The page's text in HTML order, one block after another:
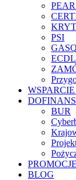
PSI
GASQ
ECDL
BUR
PROMOCJE
BLOG